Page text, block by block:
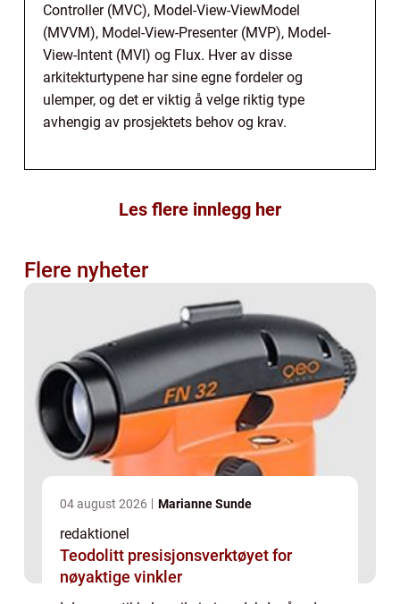
Controller (MVC), Model-View-ViewModel
(MVVM), Model-View-Presenter (MVP), Model-
View-Intent (MVI) og Flux. Hver av disse
arkitekturtypene har sine egne fordeler og
ulemper, og det er viktig å velge riktig type
avhengig av prosjektets behov og krav.
Les flere innlegg her
Flere nyheter
04 august 2026 Marianne Sunde
redaktionel
Teodolitt presisjonsverktøyet for
nøyaktige vinkler